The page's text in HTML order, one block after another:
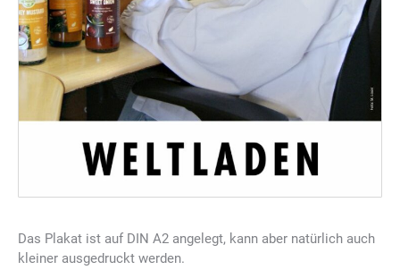
Das Plakat ist auf DIN A2 angelegt, kann aber natürlich auch
kleiner ausgedruckt werden.